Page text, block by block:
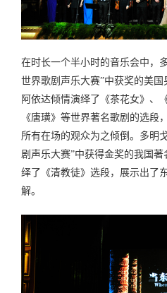
在时长一个半小时的音乐会中，
世界歌剧声乐大赛”中获奖的美
阿依达倾情演绎了《茶花女》、
《唐璜》等世界著名歌剧的选段
所有在场的观众为之倾倒。多明
剧声乐大赛”中获得金奖的我国
绎了《清教徒》选段，展示出了
解。